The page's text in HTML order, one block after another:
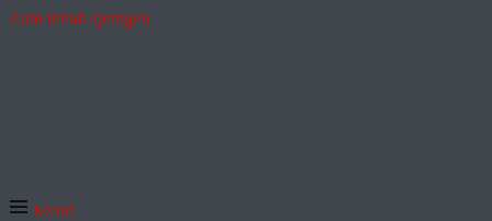
Zum Inhalt springen
Menü